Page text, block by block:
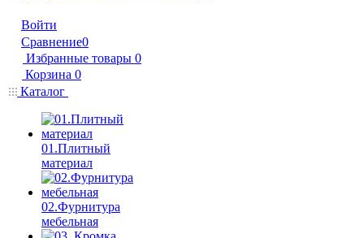
Войти
Сравнение0
Избранные товары 0
Корзина 0
Каталог
01.Плитный
материал
02.Фурнитура
мебельная